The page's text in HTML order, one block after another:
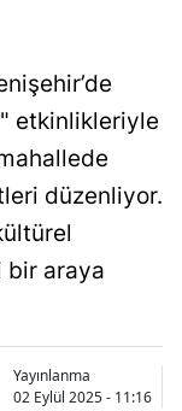
etkinlikleriyle
düzenliyor.
bir araya
Yayınlanma
02 Eylül 2025 - 11:16